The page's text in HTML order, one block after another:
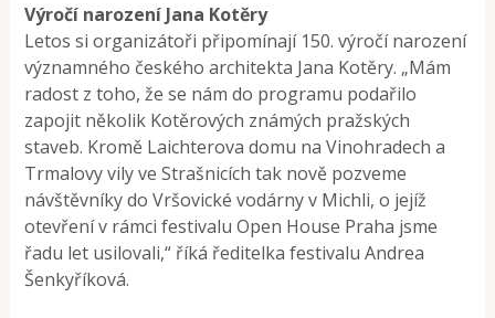
Výročí narození Jana Kotěry
Letos si organizátoři připomínají 150. výročí narození
významného českého architekta Jana Kotěry. „Mám
radost z toho, že se nám do programu podařilo
zapojit několik Kotěrových známých pražských
staveb. Kromě Laichterova domu na Vinohradech a
Trmalovy vily ve Strašnicích tak nově pozveme
návštěvníky do Vršovické vodárny v Michli, o jejíž
otevření v rámci festivalu Open House Praha jsme
řadu let usilovali,“ říká ředitelka festivalu Andrea
Šenkyříková.